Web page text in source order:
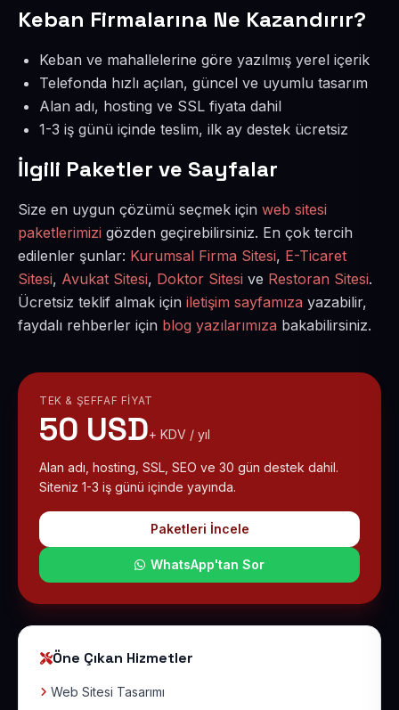
Keban Firmalarına Ne Kazandırır?
Keban ve mahallelerine göre yazılmış yerel içerik
Telefonda hızlı açılan, güncel ve uyumlu tasarım
Alan adı, hosting ve SSL fiyata dahil
1-3 iş günü içinde teslim, ilk ay destek ücretsiz
İlgili Paketler ve Sayfalar
Size en uygun çözümü seçmek için web sitesi
paketlerimizi gözden geçirebilirsiniz. En çok tercih
edilenler şunlar: Kurumsal Firma Sitesi, E-Ticaret
Sitesi, Avukat Sitesi, Doktor Sitesi ve Restoran Sitesi.
Ücretsiz teklif almak için iletişim sayfamıza yazabilir,
faydalı rehberler için blog yazılarımıza bakabilirsiniz.
TEK & ŞEFFAF FIYAT
50 USD+ KDV / yıl
Alan adı, hosting, SSL, SEO ve 30 gün destek dahil.
Siteniz 1-3 iş günü içinde yayında.
Paketleri İncele
WhatsApp'tan Sor
Öne Çıkan Hizmetler
Web Sitesi Tasarımı